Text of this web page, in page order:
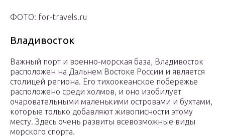
ФОТО: for-travels.ru
Владивосток
Важный порт и военно-морская база, Владивосток
расположен на Дальнем Востоке России и является
столицей региона. Его тихоокеанское побережье
расположено среди холмов, и оно изобилует
очаровательными маленькими островами и бухтами,
которые только добавляют живописности этому
месту. Здесь очень развиты всевозможные виды
морского спорта.